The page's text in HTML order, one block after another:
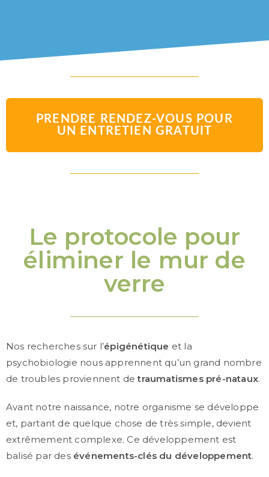
PRENDRE RENDEZ-VOUS POUR
UN ENTRETIEN GRATUIT
Le protocole pour
éliminer le mur de
verre
Nos recherches sur l’épigénétique et la
psychobiologie nous apprennent qu’un grand nombre
de troubles proviennent detraumatismes pré-nataux.
Avant notre naissance, notre organisme se développe
et, partant de quelque chose de très simple, devient
extrêmement complexe. Ce développement est
balisé par des événements-clés du développement.